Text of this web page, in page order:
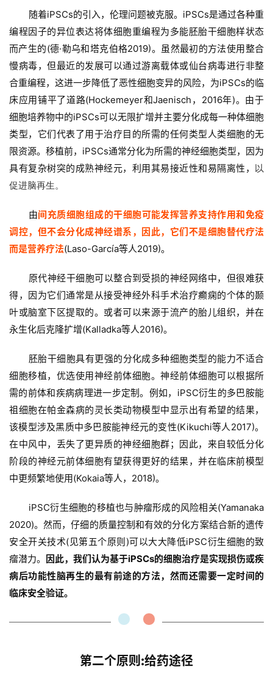
随着iPSCs的引入，伦理问题被克服。iPSCs是通过各种重
编程因子的异位表达将体细胞重编程为多能胚胎干细胞样状态
而产生的(德·勒乌和塔克伯格2019)。虽然最初的方法使用整合
慢病毒，但最近的发展可以通过游离载体或仙台病毒进行非整
合重编程，这进一步降低了恶性细胞变异的风险，为iPSCs的临
床应用铺平了道路(Hockemeyer和Jaenisch，2016年)。由于
细胞培养物中的iPSCs可以无限扩增并主要分化成每一种体细胞
类型，它们代表了用于治疗目的所需的任何类型人类细胞的无
限资源。移植前，iPSCs通常分化为所需的神经细胞类型，因为
具有复杂树突的成熟神经元，利用其易接近性和易隔离性， 以
促进脑再生。
由间充质细胞组成的干细胞可能发挥营养支持作用和免疫
调控，但不会分化成神经谱系，因此，它们不是细胞替代疗法
而是营养疗法(Laso-García等人2019)。
原代神经干细胞可以整合到受损的神经网络中，但很难获
得，因为它们通常是从接受神经外科手术治疗癫痫的个体的颞
叶或脑室下区提取的。或者可以来源于流产的胎儿组织，并在
永生化后克隆扩增(Kalladka等人2016)。
胚胎干细胞具有更强的分化成多种细胞类型的能力不适合
细胞移植，优选使用神经前体细胞。神经前体细胞可以根据所
需的前体和疾病病理进一步定制。例如，iPSC衍生的多巴胺能
祖细胞在帕金森病的灵长类动物模型中显示出有希望的结果，
该模型涉及黑质中多巴胺能神经元的变性(Kikuchi等人2017)。
在中风中，丢失了更异质的神经细胞群；因此，来自较低分化
阶段的神经元前体细胞有望获得更好的结果，并在临床前模型
中更频繁地使用(Kokaia等人，2018)。
iPSC衍生细胞的移植也与肿瘤形成的风险相关(Yamanaka
2020)。然而，仔细的质量控制和有效的分化方案结合新的遗传
安全开关技术(见第五个原则)可以大大降低iPSC衍生细胞的致
瘤潜力。 因此，我们认为基于iPSCs的细胞治疗是实现损伤或疾
病后功能性脑再生的最有前途的方法，然而还需要一定时间的
临床安全验证。
第二个原则:给药途径